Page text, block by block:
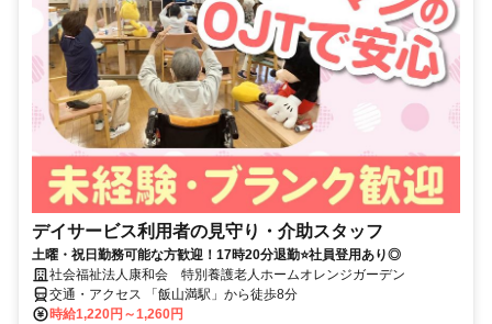
デイサービス利用者の見守り・介助スタッフ
土曜・祝日勤務可能な方歓迎！17時20分退勤⭐社員登用あり◎
社会福祉法人康和会 特別養護老人ホームオレンジガーデン
交通・アクセス 「飯山満駅」から徒歩8分
時給1,220円～1,260円